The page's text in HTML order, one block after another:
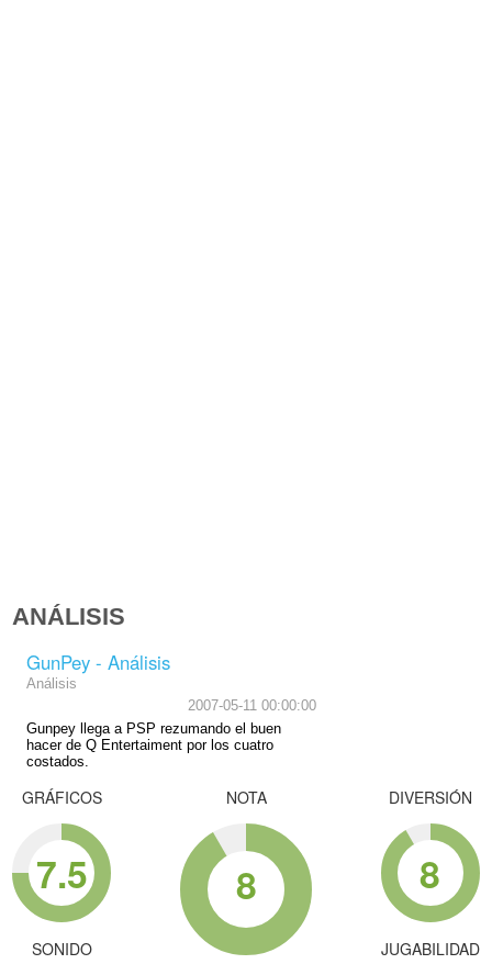
ANÁLISIS
GunPey - Análisis
Análisis
2007-05-11 00:00:00
Gunpey llega a PSP rezumando el buen
hacer de Q Entertaiment por los cuatro
costados.
GRÁFICOS
7.5
SONIDO
NOTA
8
DIVERSIÓN
8
JUGABILIDAD